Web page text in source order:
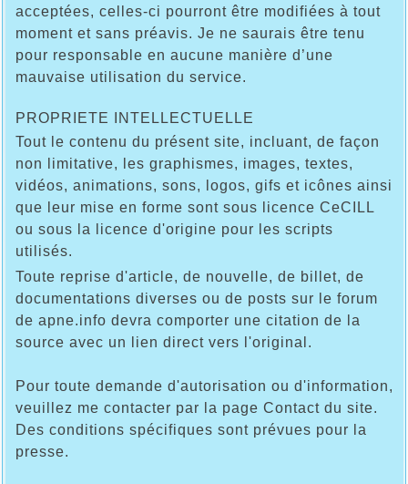
acceptées, celles-ci pourront être modifiées à tout
moment et sans préavis. Je ne saurais être tenu
pour responsable en aucune manière d’une
mauvaise utilisation du service.
PROPRIETE INTELLECTUELLE
Tout le contenu du présent site, incluant, de façon
non limitative, les graphismes, images, textes,
vidéos, animations, sons, logos, gifs et icônes ainsi
que leur mise en forme sont sous licence CeCILL
ou sous la licence d'origine pour les scripts
utilisés.
Toute reprise d'article, de nouvelle, de billet, de
documentations diverses ou de posts sur le forum
de apne.info devra comporter une citation de la
source avec un lien direct vers l'original.
Pour toute demande d'autorisation ou d'information,
veuillez me contacter par la page Contact du site.
Des conditions spécifiques sont prévues pour la
presse.